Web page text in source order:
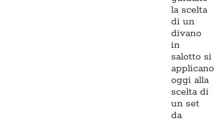
la scelta
di un
divano
in
salotto si
applicano
oggi alla
scelta di
un set
da